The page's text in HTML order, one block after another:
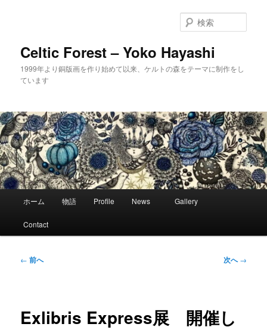
移
動
Celtic Forest – Yoko Hayashi
1999年より銅版画を作り始めて以来、ケルトの森をテーマに制作をし
ています
索
ホーム 物語 Profile News Gallery
Contact
投
ー
← 前へ 次へ→
Exlibris Express展 開催し